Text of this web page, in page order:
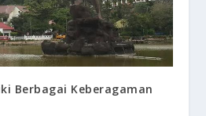
Berbagai Keberagaman